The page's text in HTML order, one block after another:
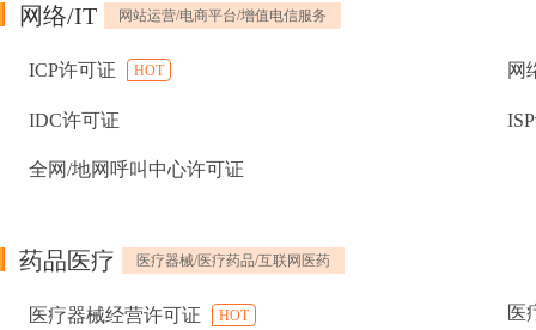
网络/IT 网站运营/电商平台/增值电信服务
ICP许可证 HOT 网
IDC许可证
全网/地网呼叫中心许可证
药品医疗 医疗器械/医疗药品/互联网医药
医疗器械经营许可证 HOT 医